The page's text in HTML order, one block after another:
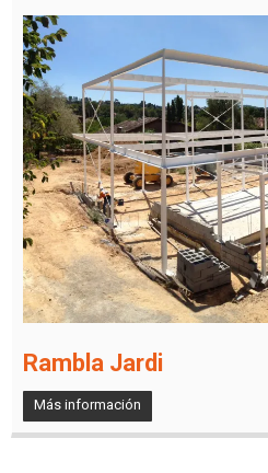
Rambla Jardi
Más información